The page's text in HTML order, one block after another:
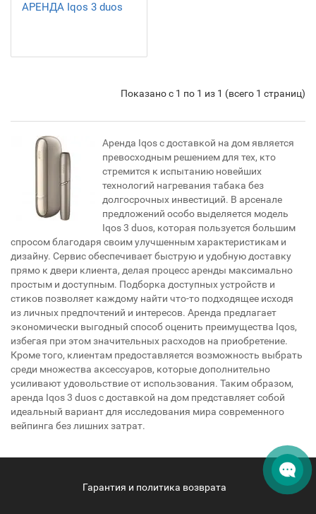
АРЕНДА Iqos 3 duos
Показано с 1 по 1 из 1 (всего 1 страниц)
Аренда Iqos с доставкой на дом является
превосходным решением для тех, кто
стремится к испытанию новейших
технологий нагревания табака без
долгосрочных инвестиций. В арсенале
предложений особо выделяется модель
Iqos 3 duos, которая пользуется большим
спросом благодаря своим улучшенным характеристикам и
дизайну. Сервис обеспечивает быструю и удобную доставку
прямо к двери клиента, делая процесс аренды максимально
простым и доступным. Подборка доступных устройств и
стиков позволяет каждому найти что-то подходящее исходя
из личных предпочтений и интересов. Аренда предлагает
экономически выгодный способ оценить преимущества Iqos,
избегая при этом значительных расходов на приобретение.
Кроме того, клиентам предоставляется возможность выбрать
среди множества аксессуаров, которые дополнительно
усиливают удовольствие от использования. Таким образом,
аренда Iqos 3 duos с доставкой на дом представляет собой
идеальный вариант для исследования мира современного
вейпинга без лишних затрат.
Гарантия и политика возврата